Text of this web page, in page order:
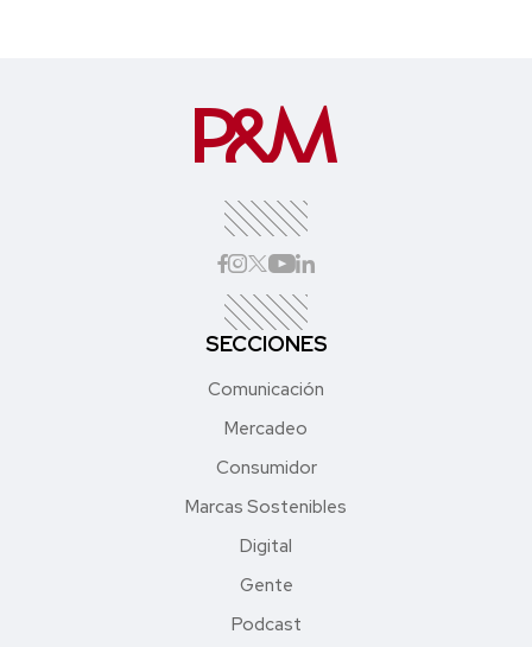
SECCIONES
Comunicación
Mercadeo
Consumidor
Marcas Sostenibles
Digital
Gente
Podcast